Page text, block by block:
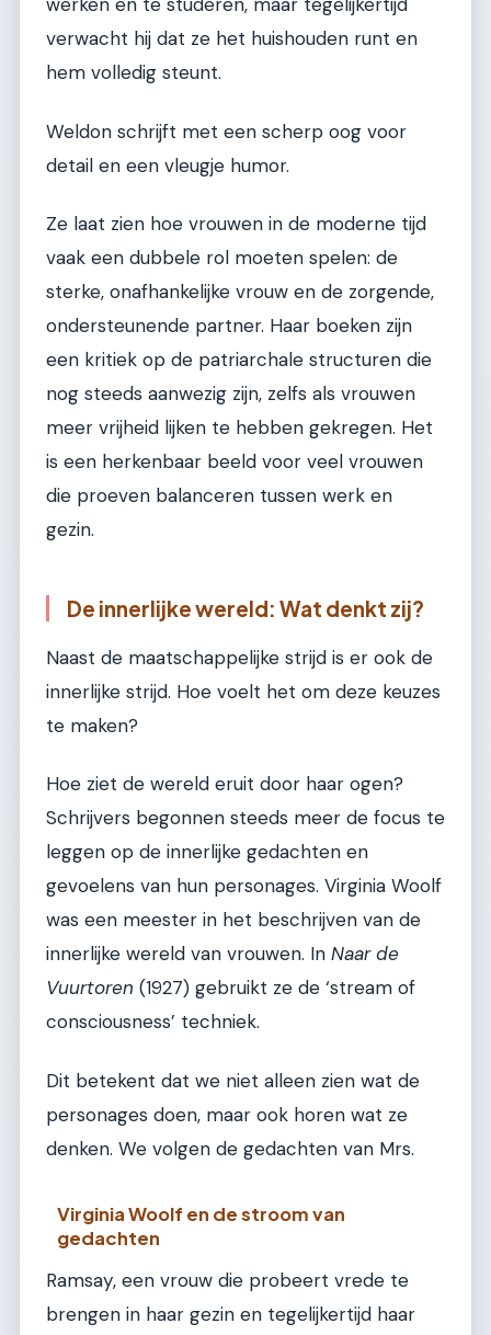
werken en te studeren, maar tegelijkertijd
verwacht hij dat ze het huishouden runt en
hem volledig steunt.
Weldon schrijft met een scherp oog voor
detail en een vleugje humor.
Ze laat zien hoe vrouwen in de moderne tijd
vaak een dubbele rol moeten spelen: de
sterke, onafhankelijke vrouw en de zorgende,
ondersteunende partner. Haar boeken zijn
een kritiek op de patriarchale structuren die
nog steeds aanwezig zijn, zelfs als vrouwen
meer vrijheid lijken te hebben gekregen. Het
is een herkenbaar beeld voor veel vrouwen
die proeven balanceren tussen werk en
gezin.
De innerlijke wereld: Wat denkt zij?
Naast de maatschappelijke strijd is er ook de
innerlijke strijd. Hoe voelt het om deze keuzes
te maken?
Hoe ziet de wereld eruit door haar ogen?
Schrijvers begonnen steeds meer de focus te
leggen op de innerlijke gedachten en
gevoelens van hun personages. Virginia Woolf
was een meester in het beschrijven van de
innerlijke wereld van vrouwen. In Naar de
Vuurtoren (1927) gebruikt ze de ‘stream of
consciousness’ techniek.
Dit betekent dat we niet alleen zien wat de
personages doen, maar ook horen wat ze
denken. We volgen de gedachten van Mrs.
Virginia Woolf en de stroom van
gedachten
Ramsay, een vrouw die probeert vrede te
brengen in haar gezin en tegelijkertijd haar